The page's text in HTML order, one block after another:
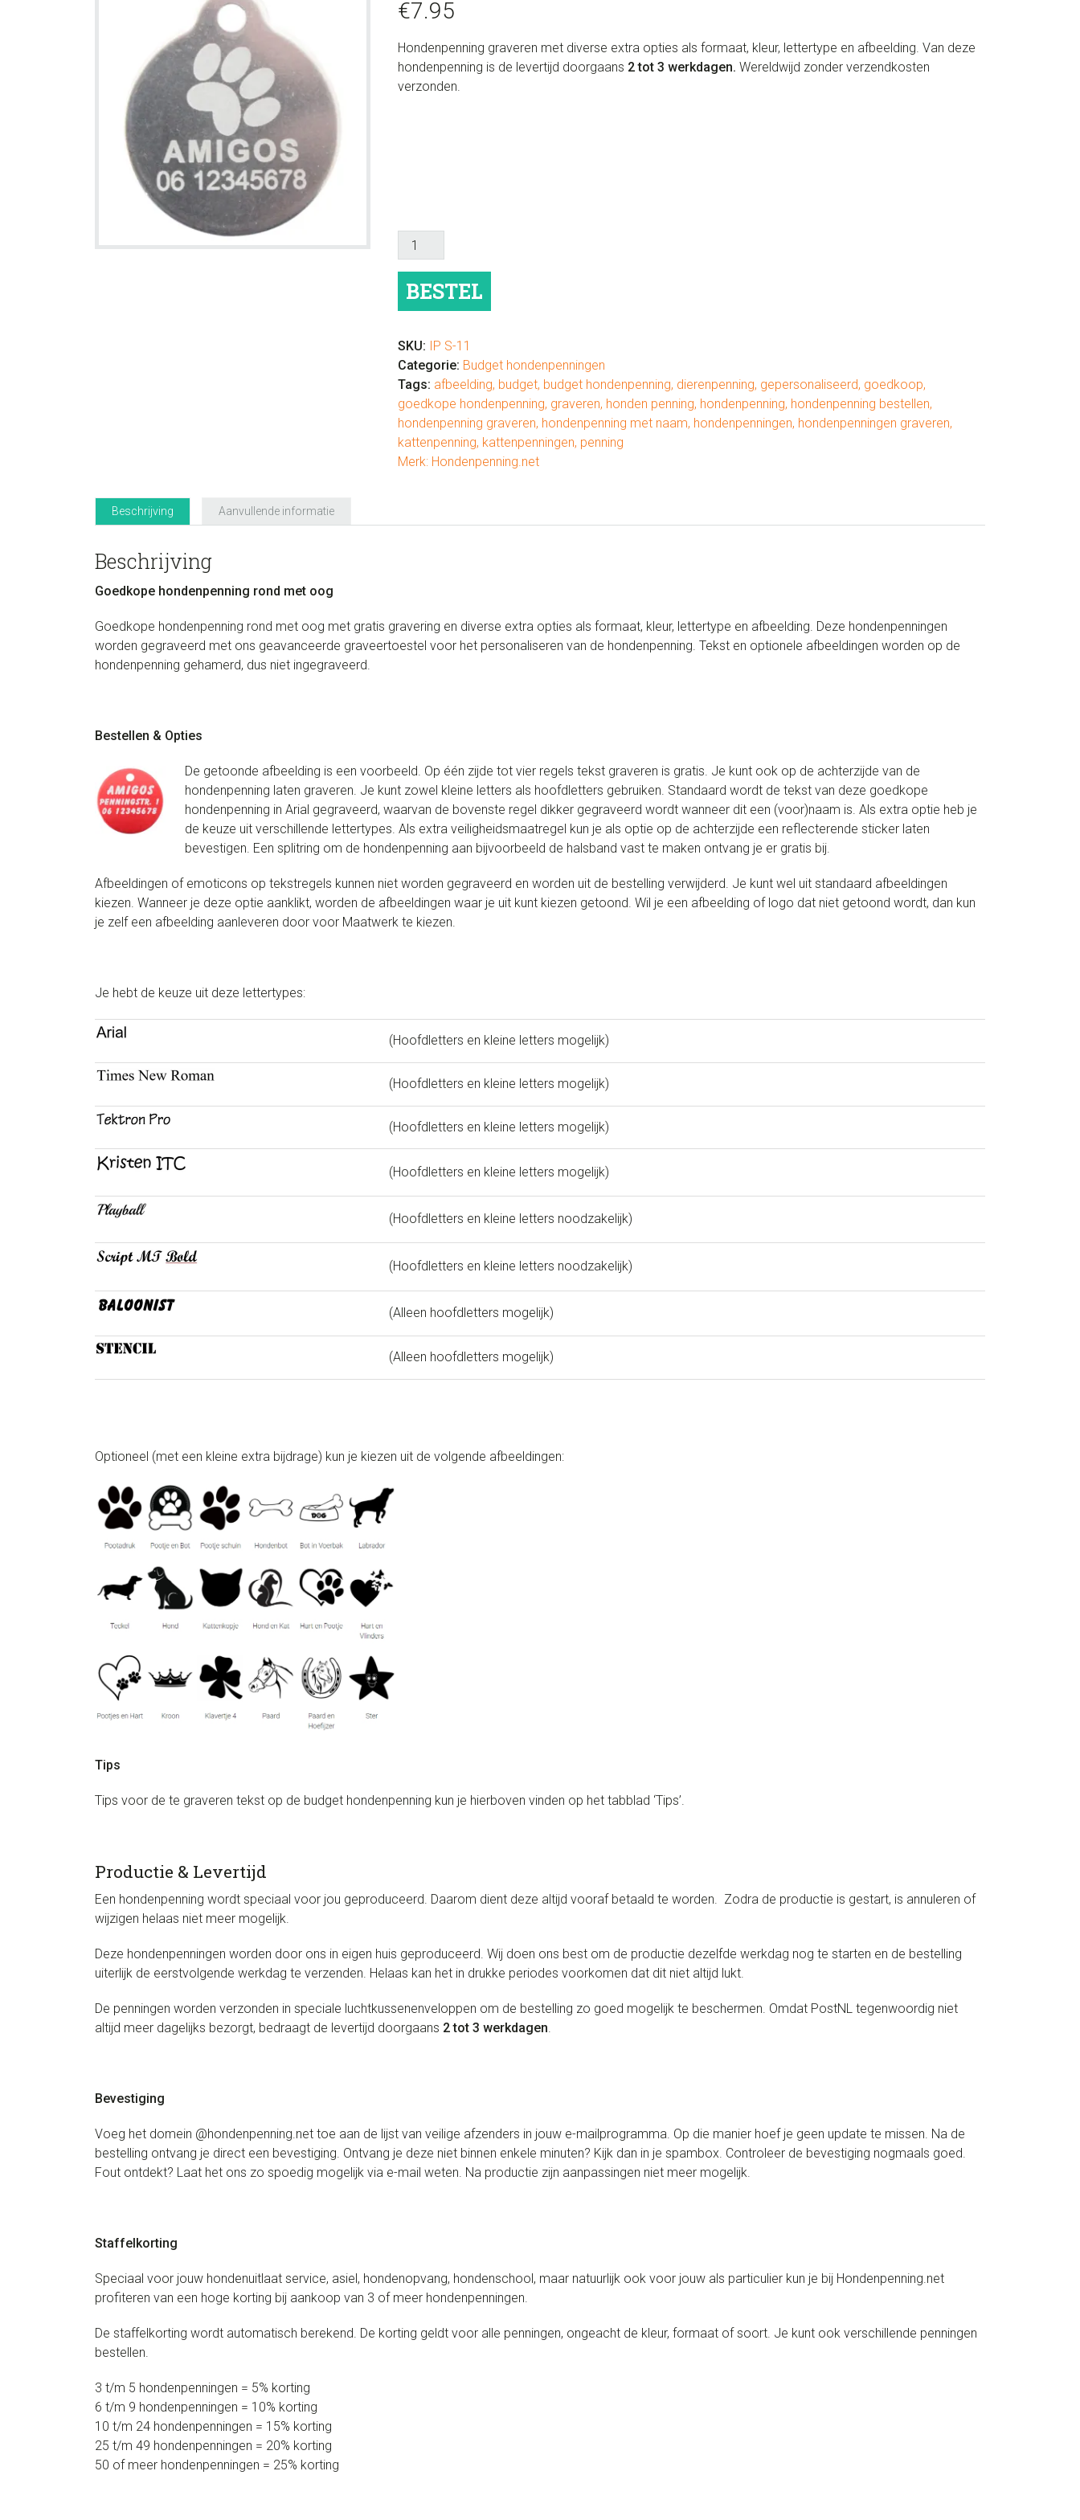
€7.95
Hondenpenning graveren met diverse extra opties als formaat, kleur, lettertype en afbeelding. Van deze
hondenpenning is de levertijd doorgaans 2 tot 3 werkdagen. Wereldwijd zonder verzendkosten
verzonden.
Goedkope
hondenpenning
met
oog
BESTEL
SKU: IP S-11
Categorie: Budget hondenpenningen
Tags: afbeelding, budget, budget hondenpenning, dierenpenning, gepersonaliseerd, goedkoop,
goedkope hondenpenning, graveren, honden penning, hondenpenning, hondenpenning bestellen,
hondenpenning graveren, hondenpenning met naam, hondenpenningen, hondenpenningen graveren,
kattenpenning, kattenpenningen, penning
Merk: Hondenpenning.net
Beschrijving Aanvullende informatie
Beschrijving
Goedkope hondenpenning rond met oog
Goedkope hondenpenning rond met oog met gratis gravering en diverse extra opties als formaat, kleur, lettertype en afbeelding. Deze hondenpenningen
worden gegraveerd met ons geavanceerde graveertoestel voor het personaliseren van de hondenpenning. Tekst en optionele afbeeldingen worden op de
hondenpenning gehamerd, dus niet ingegraveerd.
Bestellen & Opties
De getoonde afbeelding is een voorbeeld. Op één zijde tot vier regels tekst graveren is gratis. Je kunt ook op de achterzijde van de
hondenpenning laten graveren. Je kunt zowel kleine letters als hoofdletters gebruiken. Standaard wordt de tekst van deze goedkope
hondenpenning in Arial gegraveerd, waarvan de bovenste regel dikker gegraveerd wordt wanneer dit een (voor)naam is. Als extra optie heb je
de keuze uit verschillende lettertypes. Als extra veiligheidsmaatregel kun je als optie op de achterzijde een reflecterende sticker laten
bevestigen. Een splitring om de hondenpenning aan bijvoorbeeld de halsband vast te maken ontvang je er gratis bij.
Afbeeldingen of emoticons op tekstregels kunnen niet worden gegraveerd en worden uit de bestelling verwijderd. Je kunt wel uit standaard afbeeldingen
kiezen. Wanneer je deze optie aanklikt, worden de afbeeldingen waar je uit kunt kiezen getoond. Wil je een afbeelding of logo dat niet getoond wordt, dan kun
je zelf een afbeelding aanleveren door voor Maatwerk te kiezen.
Je hebt de keuze uit deze lettertypes:
(Hoofdletters en kleine letters mogelijk)
(Hoofdletters en kleine letters mogelijk)
(Hoofdletters en kleine letters mogelijk)
(Hoofdletters en kleine letters mogelijk)
(Hoofdletters en kleine letters noodzakelijk)
(Hoofdletters en kleine letters noodzakelijk)
(Alleen hoofdletters mogelijk)
(Alleen hoofdletters mogelijk)
Optioneel (met een kleine extra bijdrage) kun je kiezen uit de volgende afbeeldingen:
Tips
Tips voor de te graveren tekst op de budget hondenpenning kun je hierboven vinden op het tabblad ‘Tips’.
Productie & Levertijd
Een hondenpenning wordt speciaal voor jou geproduceerd. Daarom dient deze altijd vooraf betaald te worden. Zodra de productie is gestart, is annuleren of
wijzigen helaas niet meer mogelijk.
Deze hondenpenningen worden door ons in eigen huis geproduceerd. Wij doen ons best om de productie dezelfde werkdag nog te starten en de bestelling
uiterlijk de eerstvolgende werkdag te verzenden. Helaas kan het in drukke periodes voorkomen dat dit niet altijd lukt.
De penningen worden verzonden in speciale luchtkussenenveloppen om de bestelling zo goed mogelijk te beschermen. Omdat PostNL tegenwoordig niet
altijd meer dagelijks bezorgt, bedraagt de levertijd doorgaans 2 tot 3 werkdagen.
Bevestiging
Voeg het domein @hondenpenning.net toe aan de lijst van veilige afzenders in jouw e-mailprogramma. Op die manier hoef je geen update te missen. Na de
bestelling ontvang je direct een bevestiging. Ontvang je deze niet binnen enkele minuten? Kijk dan in je spambox. Controleer de bevestiging nogmaals goed.
Fout ontdekt? Laat het ons zo spoedig mogelijk via e-mail weten. Na productie zijn aanpassingen niet meer mogelijk.
Staffelkorting
Speciaal voor jouw hondenuitlaat service, asiel, hondenopvang, hondenschool, maar natuurlijk ook voor jouw als particulier kun je bij Hondenpenning.net
profiteren van een hoge korting bij aankoop van 3 of meer hondenpenningen.
De staffelkorting wordt automatisch berekend. De korting geldt voor alle penningen, ongeacht de kleur, formaat of soort. Je kunt ook verschillende penningen
bestellen.
3 t/m 5 hondenpenningen = 5% korting
6 t/m 9 hondenpenningen = 10% korting
10 t/m 24 hondenpenningen = 15% korting
25 t/m 49 hondenpenningen = 20% korting
50 of meer hondenpenningen = 25% korting